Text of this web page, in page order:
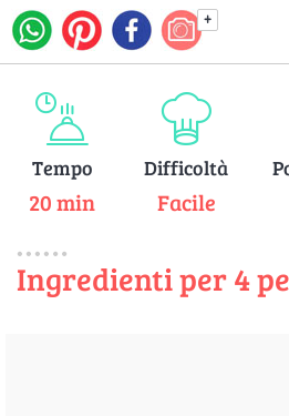
+
Tempo
20 min
Difficoltà
Facile
Ingredienti per 4